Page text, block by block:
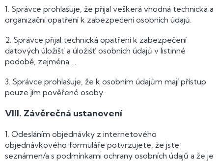
1. Správce prohlašuje, že přijal veškerá vhodná technická a
organizační opatření k zabezpečení osobních údajů.
2. Správce přijal technická opatření k zabezpečení
datových úložišť a úložišť osobních údajů v listinné
podobě, zejména …
3. Správce prohlašuje, že k osobním údajům mají přístup
pouze jím pověřené osoby.
VIII. Závěrečná ustanovení
1. Odesláním objednávky z internetového
objednávkového formuláře potvrzujete, že jste
seznámen/a s podmínkami ochrany osobních údajů a že je